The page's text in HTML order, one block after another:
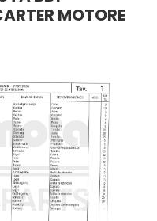
MOTORE